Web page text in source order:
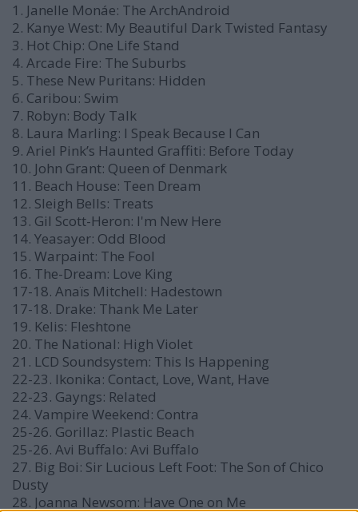
1. Janelle Monáe: The ArchAndroid
2. Kanye West: My Beautiful Dark Twisted Fantasy
3. Hot Chip: One Life Stand
4. Arcade Fire: The Suburbs
5. These New Puritans: Hidden
6. Caribou: Swim
7. Robyn: Body Talk
8. Laura Marling: I Speak Because I Can
9. Ariel Pink’s Haunted Graffiti: Before Today
10. John Grant: Queen of Denmark
11. Beach House: Teen Dream
12. Sleigh Bells: Treats
13. Gil Scott-Heron: I'm New Here
14. Yeasayer: Odd Blood
15. Warpaint: The Fool
16. The-Dream: Love King
17-18. Anaïs Mitchell: Hadestown
17-18. Drake: Thank Me Later
19. Kelis: Fleshtone
20. The National: High Violet
21. LCD Soundsystem: This Is Happening
22-23. Ikonika: Contact, Love, Want, Have
22-23. Gayngs: Related
24. Vampire Weekend: Contra
25-26. Gorillaz: Plastic Beach
25-26. Avi Buffalo: Avi Buffalo
27. Big Boi: Sir Lucious Left Foot: The Son of Chico
Dusty
28. Joanna Newsom: Have One on Me